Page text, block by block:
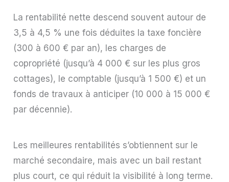
La rentabilité nette descend souvent autour de
3,5 à 4,5 % une fois déduites la taxe foncière
(300 à 600 € par an), les charges de
copropriété (jusqu’à 4 000 € sur les plus gros
cottages), le comptable (jusqu’à 1 500 €) et un
fonds de travaux à anticiper (10 000 à 15 000 €
par décennie).
Les meilleures rentabilités s’obtiennent sur le
marché secondaire, mais avec un bail restant
plus court, ce qui réduit la visibilité à long terme.